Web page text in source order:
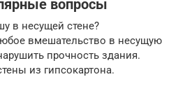
вопросы
в несущей стене?
вмешательство в несущую
прочность здания.
из гипсокартона.